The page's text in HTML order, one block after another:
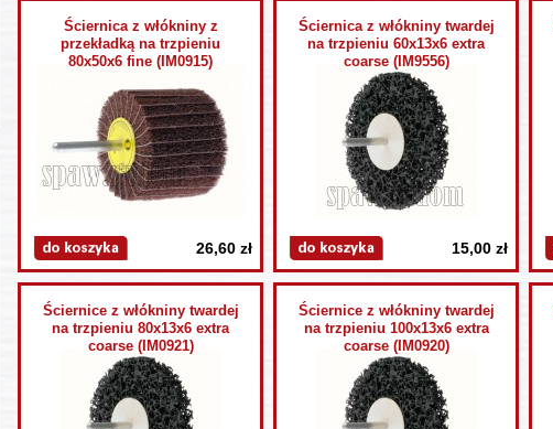
Ściernica z włókniny z
przekładką na trzpieniu
80x50x6 fine (IM0915)
26,60 zł
Ściernica z włókniny twardej
na trzpieniu 60x13x6 extra
coarse (IM9556)
15,00 zł
Ściernice z włókniny twardej
na trzpieniu 80x13x6 extra
coarse (IM0921)
Ściernice z włókniny twardej
na trzpieniu 100x13x6 extra
coarse (IM0920)